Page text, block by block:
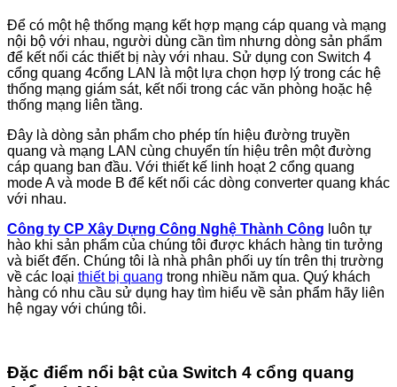
Để có một hệ thống mạng kết hợp mạng cáp quang và mạng
nội bộ với nhau, người dùng cần tìm nhưng dòng sản phẩm
để kết nối các thiết bị này với nhau. Sử dụng con Switch 4
cổng quang 4cổng LAN là một lựa chọn hợp lý trong các hệ
thống mạng giám sát, kết nối trong các văn phòng hoặc hệ
thống mạng liên tầng.
Đây là dòng sản phẩm cho phép tín hiệu đường truyền
quang và mạng LAN cùng chuyển tín hiệu trên một đường
cáp quang ban đầu. Với thiết kế linh hoạt 2 cổng quang
mode A và mode B để kết nối các dòng converter quang khác
với nhau.
Công ty CP Xây Dựng Công Nghệ Thành Công luôn tự
hào khi sản phẩm của chúng tôi được khách hàng tin tưởng
và biết đến. Chúng tôi là nhà phân phối uy tín trên thị trường
về các loại thiết bị quang trong nhiều năm qua. Quý khách
hàng có nhu cầu sử dụng hay tìm hiểu về sản phẩm hãy liên
hệ ngay với chúng tôi.
Đặc điểm nổi bật của Switch 4 cổng quang